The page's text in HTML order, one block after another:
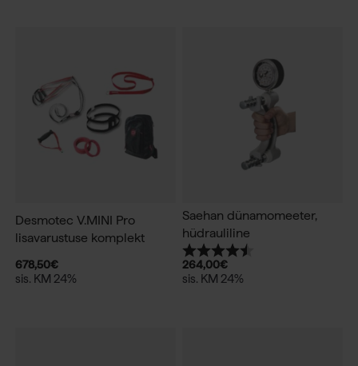
Desmotec V.MINI Pro
lisavarustuse komplekt
678,50€
sis. KM 24%
Saehan dünamomeeter,
hüdrauliline
Hinnang:
264,00€
sis. KM 24%